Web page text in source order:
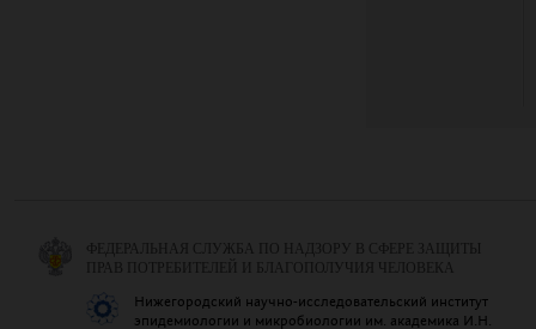
ФЕДЕРАЛЬНАЯ СЛУЖБА ПО НАДЗОРУ В СФЕРЕ ЗАЩИТЫ
ПРАВ ПОТРЕБИТЕЛЕЙ И БЛАГОПОЛУЧИЯ ЧЕЛОВЕКА
Нижегородский научно-исследовательский институт
эпидемиологии и микробиологии им. академика И.Н.